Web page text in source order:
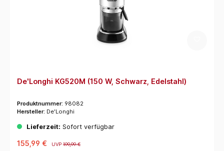
De'Longhi KG520M (150 W, Schwarz, Edelstahl)
Produktnummer: 98082
Hersteller: De'Longhi
Lieferzeit: Sofort verfügbar
155,99 € UVP199,99 €